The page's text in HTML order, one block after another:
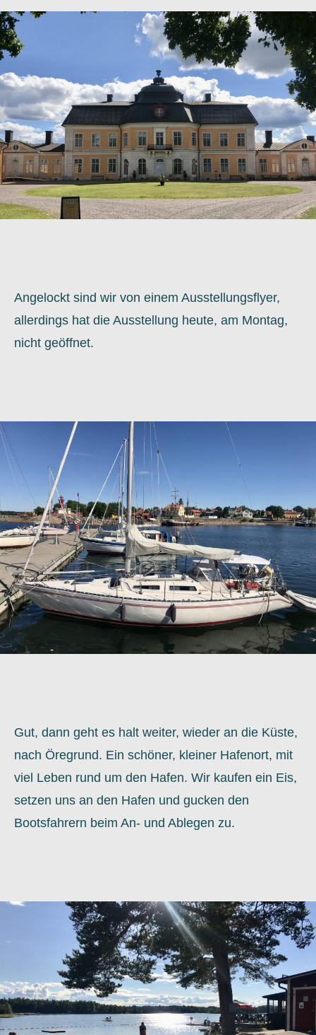
Angelockt sind wir von einem Ausstellungsflyer,
allerdings hat die Ausstellung heute, am Montag,
nicht geöffnet.
Gut, dann geht es halt weiter, wieder an die Küste,
nach Öregrund. Ein schöner, kleiner Hafenort, mit
viel Leben rund um den Hafen. Wir kaufen ein Eis,
setzen uns an den Hafen und gucken den
Bootsfahrern beim An- und Ablegen zu.